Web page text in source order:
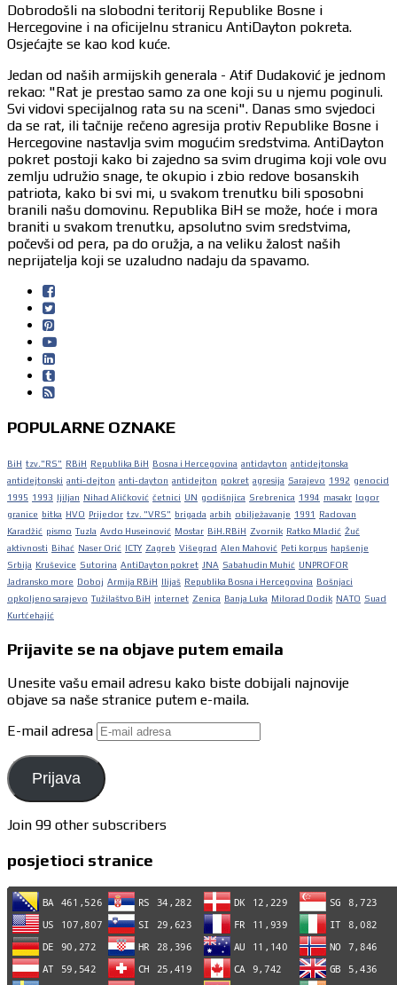
Dobrodošli na slobodni teritorij Republike Bosne i
Hercegovine i na oficijelnu stranicu AntiDayton pokreta.
Osjećajte se kao kod kuće.
Jedan od naših armijskih generala - Atif Dudaković je jednom
rekao: "Rat je prestao samo za one koji su u njemu poginuli.
Svi vidovi specijalnog rata su na sceni". Danas smo svjedoci
da se rat, ili tačnije rečeno agresija protiv Republike Bosne i
Hercegovine nastavlja svim mogućim sredstvima. AntiDayton
pokret postoji kako bi zajedno sa svim drugima koji vole ovu
zemlju udružio snage, te okupio i zbio redove bosanskih
patriota, kako bi svi mi, u svakom trenutku bili sposobni
branili našu domovinu. Republika BiH se može, hoće i mora
braniti u svakom trenutku, apsolutno svim sredstvima,
počevši od pera, pa do oružja, a na veliku žalost naših
neprijatelja koji se uzaludno nadaju da spavamo.
POPULARNE OZNAKE
BiH tzv."RS" RBiH Republika BiH Bosna i Hercegovina antidayton antidejtonska
antidejtonski anti-dejton anti-dayton antidejton pokret agresija Sarajevo 1992 genocid
1995 1993 ljiljan Nihad Aličković četnici UN godišnjica Srebrenica 1994 masakr logor
granice bitka HVO Prijedor tzv. "VRS" brigada arbih obilježavanje 1991
Radovan
Karadžić pismo Tuzla Avdo Huseinović Mostar BiH.RBiH Zvornik Ratko Mladić Žuč
aktivnosti Bihać Naser Orić ICTY Zagreb Višegrad Alen Mahović Peti korpus hapšenje
Srbija Kruševice Sutorina AntiDayton pokret JNA Sabahudin Muhić UNPROFOR
Jadransko more Doboj Armija RBiH Ilijaš Republika Bosna i Hercegovina Bošnjaci
opkoljeno sarajevo Tužilaštvo BiH internet Zenica Banja Luka Milorad Dodik NATO Suad
Kurtćehajić
Prijavite se na objave putem emaila
Unesite vašu email adresu kako biste dobijali najnovije
objave sa naše stranice putem e-maila.
E-mail adresa
Prijava
Join 99 other subscribers
posjetioci stranice